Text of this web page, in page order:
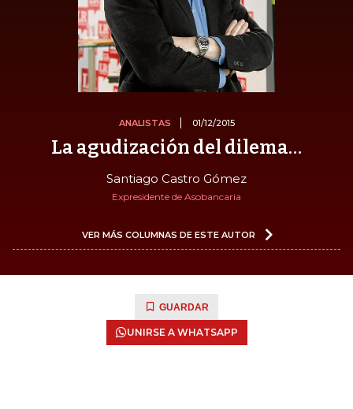
ANALISTAS 01/12/2015
La agudización del dilema…
Santiago Castro Gómez
Expresidente de Asobancaria
VER MÁS COLUMNAS DE ESTE AUTOR
GUARDAR
UNIRSE A WHATSAPP